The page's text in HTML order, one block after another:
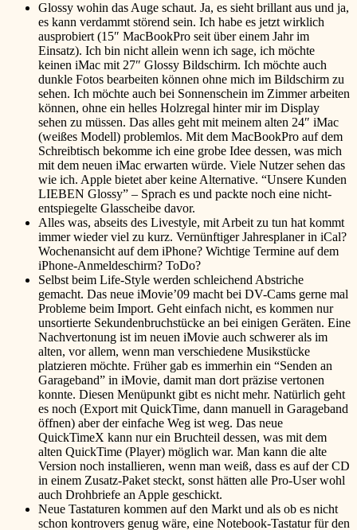
Glossy wohin das Auge schaut. Ja, es sieht brillant aus und ja,
es kann verdammt störend sein. Ich habe es jetzt wirklich
ausprobiert (15″ MacBookPro seit über einem Jahr im
Einsatz). Ich bin nicht allein wenn ich sage, ich möchte
keinen iMac mit 27″ Glossy Bildschirm. Ich möchte auch
dunkle Fotos bearbeiten können ohne mich im Bildschirm zu
sehen. Ich möchte auch bei Sonnenschein im Zimmer arbeiten
können, ohne ein helles Holzregal hinter mir im Display
sehen zu müssen. Das alles geht mit meinem alten 24″ iMac
(weißes Modell) problemlos. Mit dem MacBookPro auf dem
Schreibtisch bekomme ich eine grobe Idee dessen, was mich
mit dem neuen iMac erwarten würde. Viele Nutzer sehen das
wie ich. Apple bietet aber keine Alternative. “Unsere Kunden
LIEBEN Glossy” – Sprach es und packte noch eine nicht-
entspiegelte Glasscheibe davor.
Alles was, abseits des Livestyle, mit Arbeit zu tun hat kommt
immer wieder viel zu kurz. Vernünftiger Jahresplaner in iCal?
Wochenansicht auf dem iPhone? Wichtige Termine auf dem
iPhone-Anmeldeschirm? ToDo?
Selbst beim Life-Style werden schleichend Abstriche
gemacht. Das neue iMovie’09 macht bei DV-Cams gerne mal
Probleme beim Import. Geht einfach nicht, es kommen nur
unsortierte Sekundenbruchstücke an bei einigen Geräten. Eine
Nachvertonung ist im neuen iMovie auch schwerer als im
alten, vor allem, wenn man verschiedene Musikstücke
platzieren möchte. Früher gab es immerhin ein “Senden an
Garageband” in iMovie, damit man dort präzise vertonen
konnte. Diesen Menüpunkt gibt es nicht mehr. Natürlich geht
es noch (Export mit QuickTime, dann manuell in Garageband
öffnen) aber der einfache Weg ist weg. Das neue
QuickTimeX kann nur ein Bruchteil dessen, was mit dem
alten QuickTime (Player) möglich war. Man kann die alte
Version noch installieren, wenn man weiß, dass es auf der CD
in einem Zusatz-Paket steckt, sonst hätten alle Pro-User wohl
auch Drohbriefe an Apple geschickt.
Neue Tastaturen kommen auf den Markt und als ob es nicht
schon kontrovers genug wäre, eine Notebook-Tastatur für den